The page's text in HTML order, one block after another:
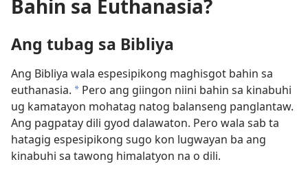
Bahin sa Euthanasia?
Ang tubag sa Bibliya
Ang Bibliya wala espesipikong maghisgot bahin sa
euthanasia. a Pero ang giingon niini bahin sa kinabuhi
ug kamatayon mohatag natog balanseng panglantaw.
Ang pagpatay dili gyod dalawaton. Pero wala sab ta
hatagig espesipikong sugo kon lugwayan ba ang
kinabuhi sa tawong himalatyon na o dili.